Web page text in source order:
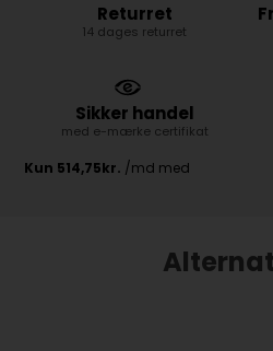
Returret
14 dages returret
Sikker handel
med e-mærke certifikat